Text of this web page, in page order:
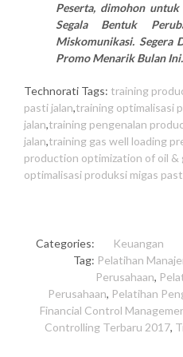
Peserta, dimohon
Segala Bentuk
Miskomunikasi. Segera
Promo Menarik Bulan Ini.
Technorati Tags: training
pasti jalan,training optimalisasi
jalan,training pengenalan
jalan,training gas well loading
production optimization of oil &
optimalisasi produksi migas
Categories:
Keuangan
Tag: Pelatihan
Perusahaan,
Perusahaan, Pelatihan
Financial Control
Controlling Terbaru 2017,